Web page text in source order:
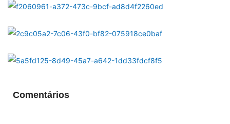
Comentários